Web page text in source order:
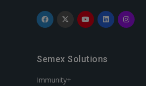
Semex Solutions
Immunity+